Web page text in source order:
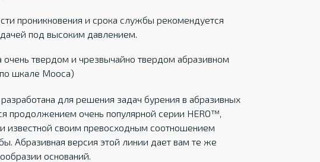
проникновения и срока службы рекомендуется
под высоким давлением.
очень твердом и чрезвычайно твердом абразивном
шкале Мооса)
для решения задач бурения в абразивных
продолжением очень популярной серии HERO™,
известной своим превосходным соотношением
Абразивная версия этой линии дает вам те же
оснований.